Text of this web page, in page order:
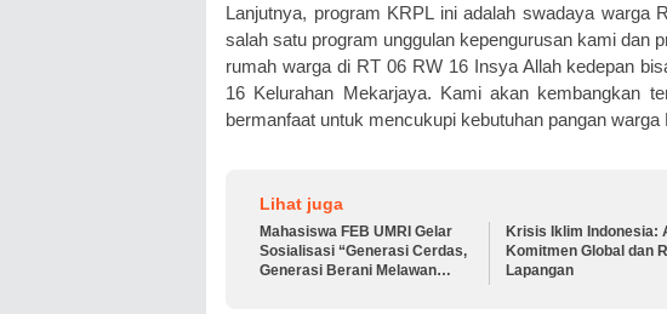
Lanjutnya, program KRPL ini adalah swadaya
salah satu program unggulan kepengurusan kami dan
rumah warga di RT 06 RW 16 Insya Allah kedepan
16 Kelurahan Mekarjaya. Kami akan kembangkan
bermanfaat untuk mencukupi kebutuhan pangan warga
Lihat juga
Mahasiswa FEB UMRI Gelar
Sosialisasi “Generasi Cerdas,
Generasi Berani Melawan
Krisis Iklim Indonesia:
Komitmen Global dan
Lapangan